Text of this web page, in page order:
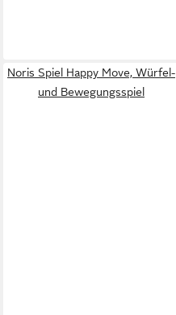
Noris Spiel Happy Move, Würfel-
und Bewegungsspiel